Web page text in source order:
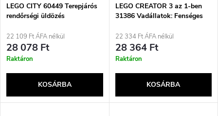
LEGO CITY 60449 Terepjárós
rendőrségi üldözés
22 109 Ft ÁFA nélkül
28 078 Ft
Raktáron
KOSÁRBA
LEGO CREATOR 3 az 1-ben
31386 Vadállatok: Fenséges
22 334 Ft ÁFA nélkül
28 364 Ft
Raktáron
KOSÁRBA